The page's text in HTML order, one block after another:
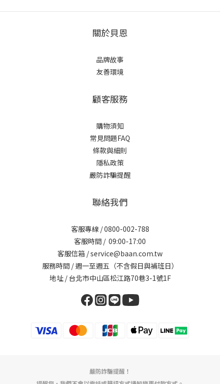
關於貝恩
品牌故事
友善環境
顧客服務
購物須知
常見問題FAQ
條款與細則
隱私政策
嚴防詐騙提醒
聯絡我們
客服專線 / 0800-002-788
客服時間 / 09:00-17:00
客服信箱 / service@baan.com.tw
服務時間 / 週一至週五（不含假日與補班日）
地址 / 台北市中山區松江路70巷3-1號1F
嚴防詐騙提醒！